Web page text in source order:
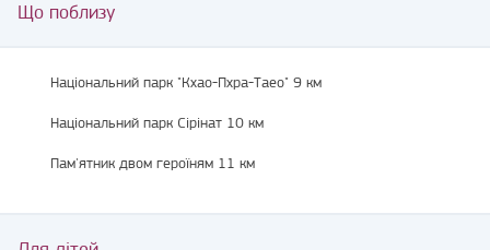
Що поблизу
Національний парк "Кхао-Пхра-Таео" 9 км
Національний парк Сірінат 10 км
Пам'ятник двом героїням 11 км